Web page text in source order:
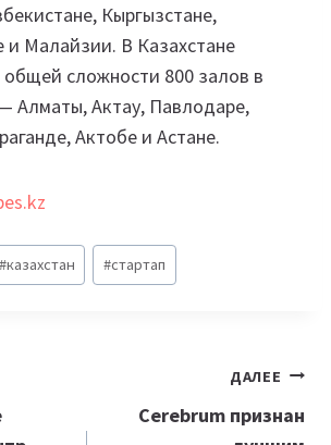
Кыргызстане,
и Малайзии. В Казахстане
сложности 800 залов в
Алматы, Актау, Павлодаре,
Актобе и Астане.
#казахстан #стартап
ДАЛЕЕ
Cerebrum признан